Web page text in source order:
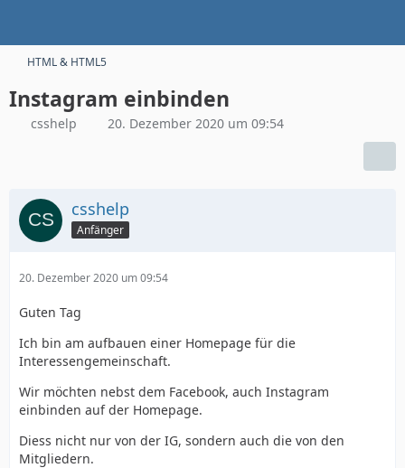
HTML & HTML5
Instagram einbinden
csshelp 20. Dezember 2020 um 09:54
csshelp
Anfänger
20. Dezember 2020 um 09:54
Guten Tag
Ich bin am aufbauen einer Homepage für die
Interessengemeinschaft.
Wir möchten nebst dem Facebook, auch Instagram
einbinden auf der Homepage.
Diess nicht nur von der IG, sondern auch die von den
Mitgliedern.